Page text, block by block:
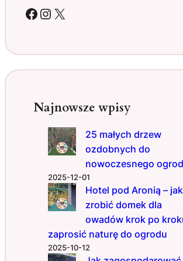
o
g
z
o
d
o
n
y
m
w
a
Facebook Instagram X
Najnowsze wpisy
25 małych drzew
ozdobnych do
nowoczesnego
2025-12-01
Hotel pod Aronią – jak
zrobić domek dla
owadów krok po
zaprosić naturę do ogrodu
2025-10-12